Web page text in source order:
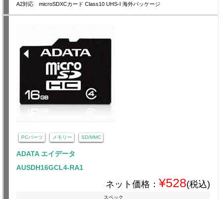
A2対応 microSDXCカード Class10 UHS-I 海外パッケージ
PCパーツ メモリー SD/MMC
ADATA エイデータ
AUSDH16GCL4-RA1
ネット価格： ¥528(税込)
スペック